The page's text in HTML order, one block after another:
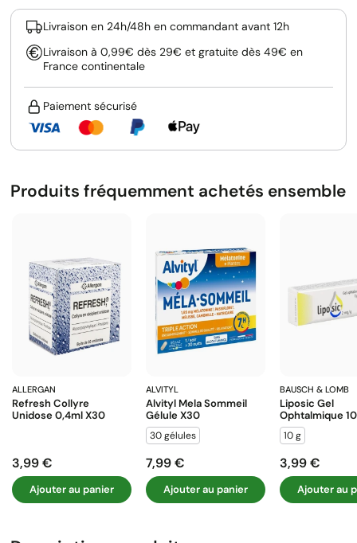
Livraison en 24h/48h en commandant avant 12h
Livraison à 0,99€ dès 29€ et gratuite dès 49€ en
France continentale
Paiement sécurisé
Produits fréquemment achetés ensemble
ALLERGAN
Refresh Collyre
Unidose 0,4ml X30
Prix
3,99 €
Ajouter au panier
ALVITYL
Alvityl Mela Sommeil
Gélule X30
30 gélules
Prix
7,99 €
Ajouter au panier
BAUSCH & LOMB
Liposic Gel
Ophtalmique
10 g
Prix
3,99 €
Ajouter au